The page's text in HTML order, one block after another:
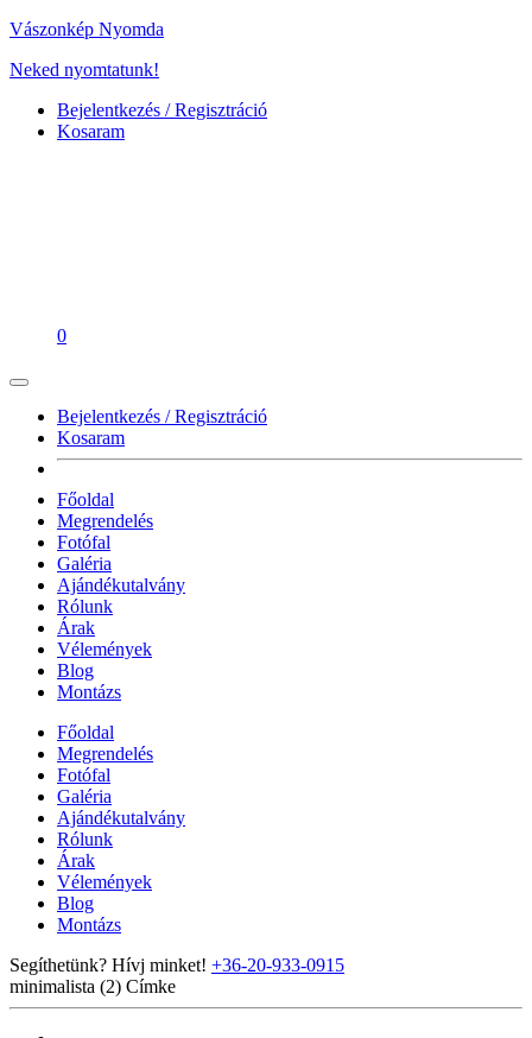
Vászonkép Nyomda
Neked nyomtatunk!
Bejelentkezés / Regisztráció
Kosaram
0
Bejelentkezés / Regisztráció
Kosaram
Főoldal
Megrendelés
Fotófal
Galéria
Ajándékutalvány
Rólunk
Árak
Vélemények
Blog
Montázs
Főoldal
Megrendelés
Fotófal
Galéria
Ajándékutalvány
Rólunk
Árak
Vélemények
Blog
Montázs
Segíthetünk? Hívj minket! +36-20-933-0915
minimalista (2) Címke